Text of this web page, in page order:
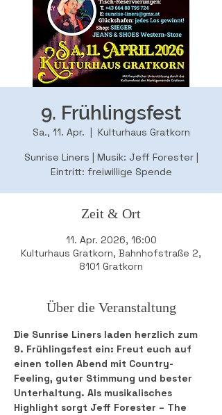
9. Frühlingsfest
Sa., 11. Apr.
  |
Kulturhaus Gratkorn
Sunrise Liners | Musik: Jeff Forester |
Eintritt: freiwillige Spende
Zeit & Ort
11. Apr. 2026, 16:00
Kulturhaus Gratkorn, Bahnhofstraße 2,
8101 Gratkorn
Über die Veranstaltung
Die Sunrise Liners laden herzlich zum
9. Frühlingsfest ein: Freut euch auf
einen tollen Abend mit Country-
Feeling, guter Stimmung und bester
Unterhaltung. Als musikalisches
Highlight sorgt Jeff Forester – The